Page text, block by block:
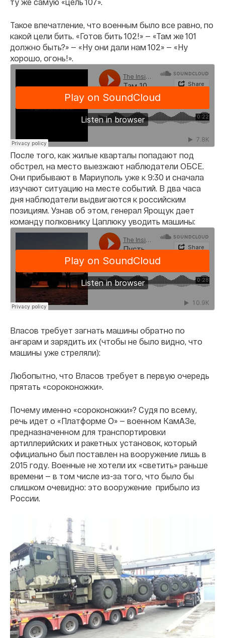
Такое впечатление, что военным было все равно, по
какой цели бить. «Готов бить 102!» — «Там же 101
должно быть?» — «Ну они дали нам 102» — «Ну
хорошо, огонь!».
После того, как жилые кварталы попадают под
обстрел, на место выезжают наблюдатели ОБСЕ.
Они прибывают в Мариуполь уже к 9:30 и сначала
изучают ситуацию на месте событий. В два часа
дня наблюдатели выдвигаются к российским
позициям. Узнав об этом, генерал Ярощук дает
команду полковнику Цаплюку уводить машины:
Власов требует загнать машины обратно по
ангарам и зарядить их (чтобы не было видно, что
машины уже стреляли):
Любопытно, что Власов требует в первую очередь
прятать «сороконожки».
Почему именно «сороконожки»? Судя по всему,
речь идет о «Платформе О» — военном КамАЗе,
предназначенном для транспортировки
артиллерийских и ракетных установок, который
официально был поставлен на вооружение лишь в
2015 году. Военные не хотели их «светить» раньше
времени — в том числе из-за того, что было бы
слишком очевидно: это вооружение прибыло из
России.